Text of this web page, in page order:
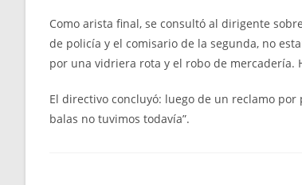
Como arista final, se consultó al dirigente
de policía y el comisario de la segunda, no
por una vidriera rota y el robo de mercadería.
El directivo concluyó: luego de un reclamo
balas no tuvimos todavía”.